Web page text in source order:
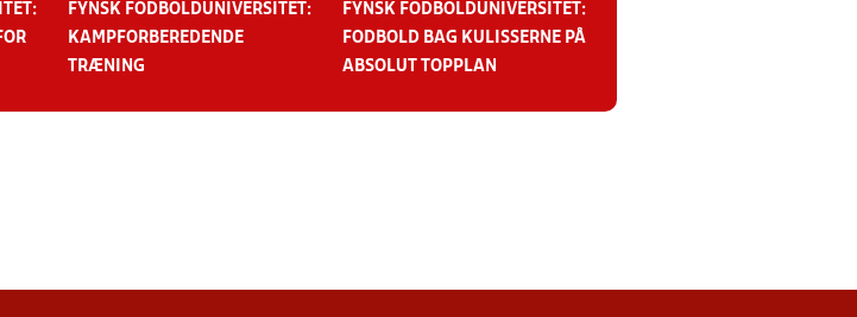
FYNSK FODBOLDUNIVERSITET:
KAMPFORBEREDENDE
TRÆNING
FYNSK FODBOLDUNIVERSITET:
FODBOLD BAG KULISSERNE PÅ
ABSOLUT TOPPLAN